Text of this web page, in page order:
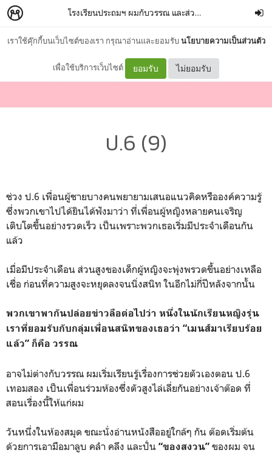
เราใช้คุ๊กกี้บนเว็บไซต์ของเรา กรุณาอ่านและยอมรับนโยบายความเป็นส่วนตัว
เพื่อใช้บริการเว็บไซต์ ยอมรับ ไม่ยอมรับ
โรงเรียนประถมฯ ผมกับวรรณ และส่วนสูงของเรา เปลว
ป.6 (9)
ช่วง ป.6 เพื่อนผู้ชายบางคนพยายามเสนอแนวคิดหรือองค์ความรู้
ซึ่งพวกเขาไปได้ยินได้ฟังมาว่า ที่เพื่อนผู้หญิงหลายคนเจริญ
เติบโตขึ้นอย่างรวดเร็ว เป็นเพราะพวกเธอเริ่มมีประจำเดือนกัน
แล้ว
เมื่อมีประจำเดือน ส่วนสูงของเด็กผู้หญิงจะพุ่งพรวดขึ้นอย่างเหลือ
เชื่อ ก่อนที่ความสูงจะหยุดลงจนนิ่งสนิท ในอีกไม่กี่ปีหลังจากนั้น
พวกเขาพากันปล่อยข่าวลือต่อไปว่า หนึ่งในนักเรียนหญิงรุ่น
เราที่ยอมรับกับกลุ่มเพื่อนสนิทของเธอว่า “เมนส์มาเรียบร้อย
แล้ว” ก็คือ วรรณ
อาจไม่ต่างกับวรรณ ผมเริ่มเรียนรู้เรื่องการช่วยตัวเองตอน ป.6
เทอมสอง เป็นเพื่อนร่วมห้องซึ่งตัวสูงไล่เลี่ยกันอย่างเจ้าต๊อด ที่
สอนเรื่องนี้ให้แก่ผม
วันหนึ่งในห้องสมุด ขณะนั่งอ่านหนังสืออยู่ใกล้ๆ กัน ต๊อดเริ่มต้น
ด้วยการเอามือมาลูบ คลำ คลึง และปั่น “ของสงวน” ของผม จน